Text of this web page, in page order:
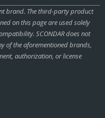
brand. The third-party product
on this page are used solely
SCONDAR does not
of the aforementioned brands,
authorization, or license